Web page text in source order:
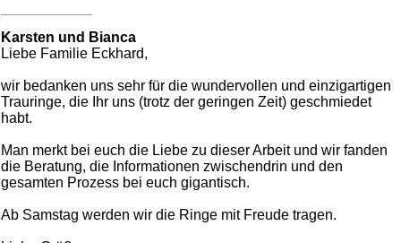
Karsten und Bianca
Liebe Familie Eckhard,
wir bedanken uns sehr für die wundervollen und einzigartigen
Trauringe, die Ihr uns (trotz der geringen Zeit) geschmiedet
habt.
Man merkt bei euch die Liebe zu dieser Arbeit und wir fanden
die Beratung, die Informationen zwischendrin und den
gesamten Prozess bei euch gigantisch.
Ab Samstag werden wir die Ringe mit Freude tragen.